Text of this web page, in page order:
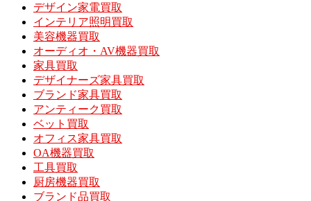
デザイン家電買取
インテリア照明買取
美容機器買取
オーディオ・AV機器買取
家具買取
デザイナーズ家具買取
ブランド家具買取
アンティーク買取
ベット買取
オフィス家具買取
OA機器買取
工具買取
厨房機器買取
ブランド品買取